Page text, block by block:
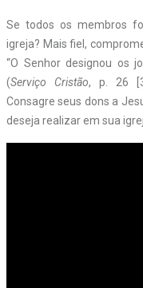
Se todos os membros
igreja? Mais fiel,
“O Senhor designou os
(Serviço Cristão, p. 26
Consagre seus dons a
deseja realizar em sua